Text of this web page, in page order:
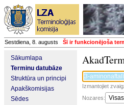
Sestdiena, 8. augusts Šī ir funkcionējoša
Sākumlapa
Terminu datubāze
Struktūra un principi
Apakškomisijas
Sēdes
Izmantojiet
Nozares: